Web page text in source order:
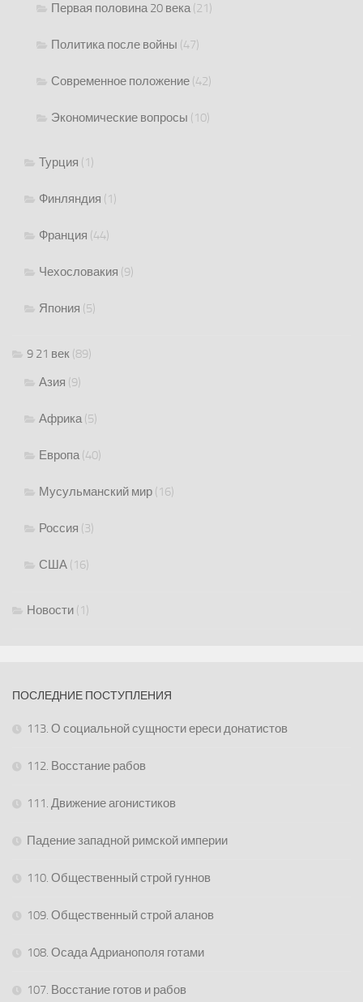
Первая половина 20 века(21)
Политика после войны (47)
Современное положение (42)
Экономические вопросы (10)
Турция (1)
Финляндия (1)
Франция (44)
Чехословакия (9)
Япония (5)
9 21 век (89)
Азия (9)
Африка(5)
Европа(40)
Мусульманский мир (16)
Россия (3)
США (16)
Новости (1)
ПОСЛЕДНИЕ ПОСТУПЛЕНИЯ
113. О социальной сущности ереси донатистов
112. Восстание рабов
111. Движение агонистиков
Падение западной римской империи
110. Общественный строй гуннов
109. Общественный строй аланов
108. Осада Адрианополя готами
107. Восстание готов и рабов